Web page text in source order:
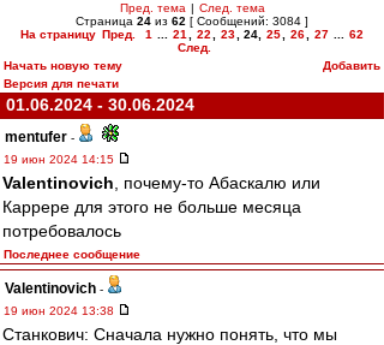
Пред. тема | След. тема
Страница 24 из 62 [ Сообщений: 3084 ]
На страницу Пред. 1 21 22 23 24 25 26 27
62
След.
Начать новую тему
Добавить
Версия для печати
01.06.2024 - 30.06.2024
mentufer -
19 июн 2024 14:15
Valentinovich , почему-то Абаскалю или
Каррере для этого не больше месяца
потребовалось
Последнее сообщение
Valentinovich -
19 июн 2024 13:38
Станкович: Сначала нужно понять, что мы